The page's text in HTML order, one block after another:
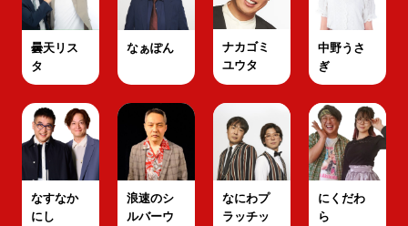
曇天リス
タ
なぁぽん
ナカゴミ
ユウタ
中野うさ
ぎ
なすなか
にし
浪速のシ
ルバーウ
なにわプ
ラッチッ
にくだわ
ら